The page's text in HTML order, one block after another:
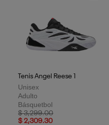
Tenis Angel Reese 1
Unisex
Adulto
Básquetbol
Price reduced from
$ 3,299.00to
$ 2,309.30